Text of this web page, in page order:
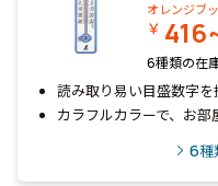
オレンジブ
￥
6種類の在
読み取り易い目盛数字を
カラフルカラーで、お部
6種